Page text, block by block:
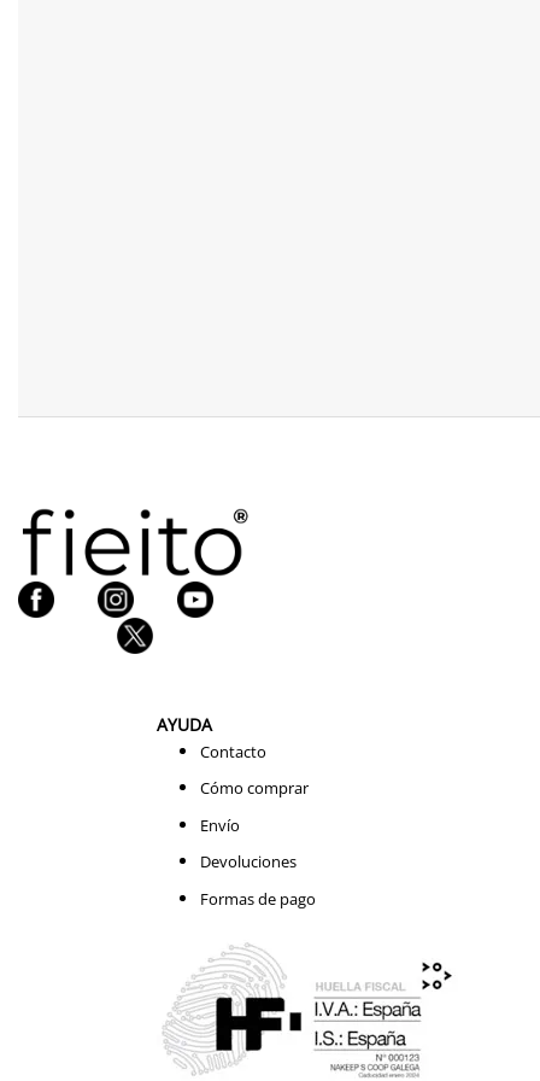
AYUDA
Contacto
Cómo comprar
Envío
Devoluciones
Formas de pago